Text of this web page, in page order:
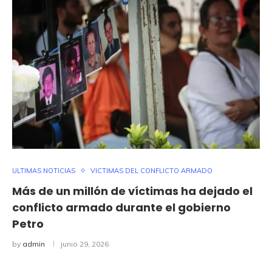
ULTIMAS NOTICIAS VICTIMAS DEL CONFLICTO ARMADO
Más de un millón de víctimas ha dejado el
conflicto armado durante el gobierno
Petro
by admin junio 29, 2026